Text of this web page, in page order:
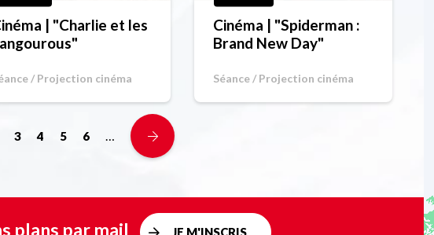
| "Charlie et les
/ Projection cinéma
Cinéma | "Spiderman :
Brand New Day"
Séance / Projection cinéma
3 4 5 6 …
plans par mail